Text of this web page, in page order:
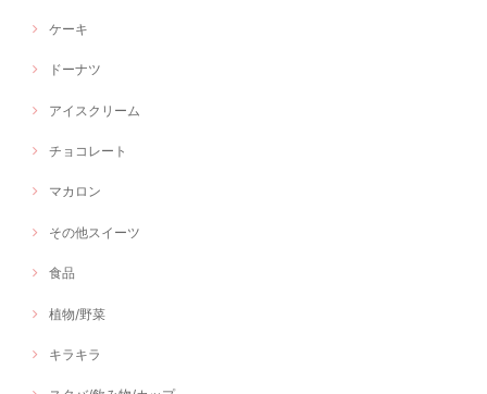
ケーキ
ドーナツ
アイスクリーム
チョコレート
マカロン
その他スイーツ
食品
植物/野菜
キラキラ